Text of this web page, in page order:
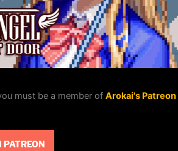
must be a member of Arokai's Patreon